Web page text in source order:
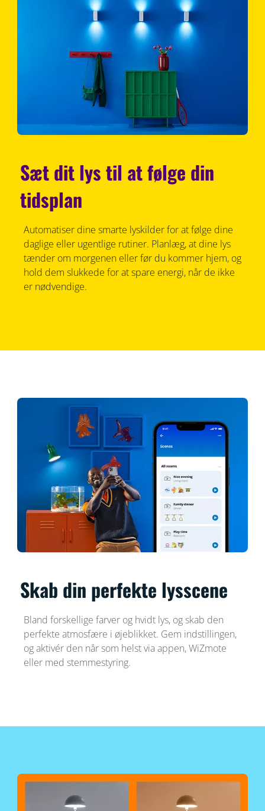
Sæt dit lys til at følge din
tidsplan
Automatiser dine smarte lyskilder for at følge dine
daglige eller ugentlige rutiner. Planlæg, at dine lys
tænder om morgenen eller før du kommer hjem, og
hold dem slukkede for at spare energi, når de ikke
er nødvendige.
Skab din perfekte lysscene
Bland forskellige farver og hvidt lys, og skab den
perfekte atmosfære i øjeblikket. Gem indstillingen,
og aktivér den når som helst via appen, WiZmote
eller med stemmestyring.